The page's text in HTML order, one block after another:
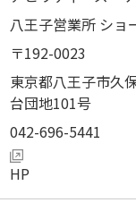
八王子営業所 ショ
192-0023
東京都八王子市久
台団地101号
042-696-5441